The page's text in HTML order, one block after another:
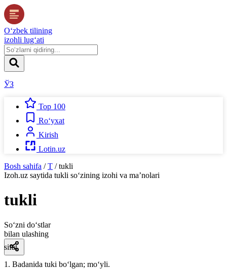
O‘zbek tilining
izohli lug‘ati
ЎЗ
Top 100
Ro‘yxat
Kirish
Lotin.uz
Bosh sahifa / T / tukli
Izoh.uz saytida tukli so‘zining izohi va ma’nolari
tukli
So‘zni do‘stlar
bilan ulashing
sifat
1. Badanida tuki boʻlgan; moʻyli.